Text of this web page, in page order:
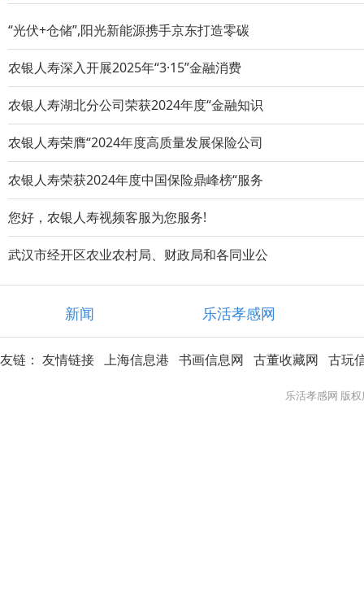
“光伏+仓储”,阳光新能源携手京东打造零碳
农银人寿深入开展2025年“3·15”金融消费
农银人寿湖北分公司荣获2024年度“金融知识
农银人寿荣膺“2024年度高质量发展保险公司
农银人寿荣获2024年度中国保险鼎峰榜“服务
您好，农银人寿视频客服为您服务!
武汉市经开区农业农村局、财政局和各同业公
新闻 乐活孝感网
友链： 友情链接 上海信息港 书画信息网 古董收藏网 古玩
乐活孝感网 版